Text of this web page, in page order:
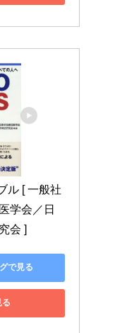
ル [ 一般社
学会／日
会 ]
で見る
る